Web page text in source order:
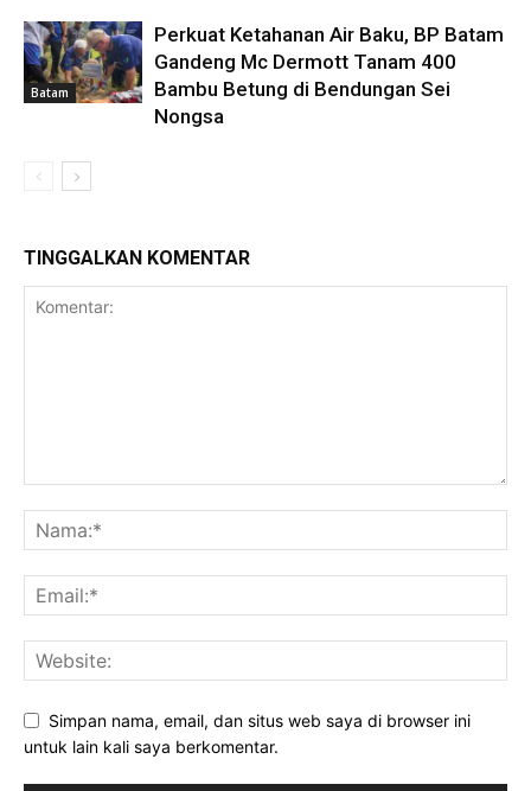
Batam
Perkuat Ketahanan Air Baku, BP Batam
Gandeng Mc Dermott Tanam 400
Bambu Betung di Bendungan Sei
Nongsa
TINGGALKAN KOMENTAR
Simpan nama, email, dan situs web saya di browser ini
untuk lain kali saya berkomentar.